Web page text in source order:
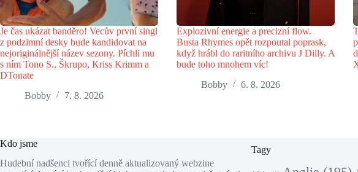
Je čas ukázat banděro! Vecův první singl
z podzimní desky bude kandidovat na
nejoriginálnější název sezony. Píchli mu
s ním Tono S., Škrupo, Kriss Krimm a
DTonate
Bobby
7. 8. 2026
Explozivní energie a precizní flow.
Busta Rhymes opět rozpoutal poprask,
když hrábl do raritního archivu J Dilly. A
bude toho mnohem víc!
Bobby
6. 8. 2026
Kdo jsme
Hudební nadšenci tvořící denně aktualizovaný webzine
Tagy